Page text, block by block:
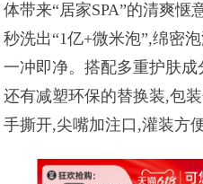
体带来“居家SPA”的清爽惬
秒洗出“1亿+微米泡”,绵密
一冲即净。搭配多重护肤成
还有减塑环保的替换装,包
手撕开,尖嘴加注口,灌装方